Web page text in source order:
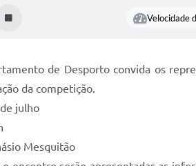
Velocidade
de Desporto convida os
da competição.
julho
Mesquitão